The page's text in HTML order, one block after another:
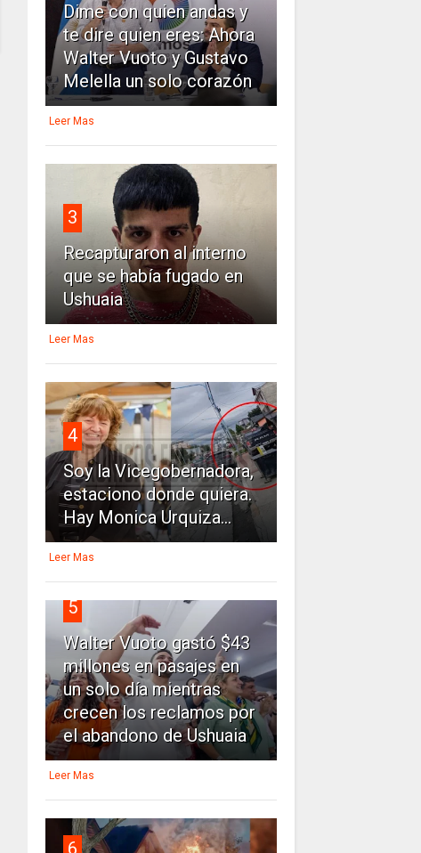
Dime con quien andas y
te dire quien eres: Ahora
Walter Vuoto y Gustavo
Melella un solo corazón
Leer Mas
3
Recapturaron al interno
que se había fugado en
Ushuaia
Leer Mas
4
Soy la Vicegobernadora,
estaciono donde quiera.
Hay Monica Urquiza...
Leer Mas
5
Walter Vuoto gastó $43
millones en pasajes en
un solo día mientras
crecen los reclamos por
el abandono de Ushuaia
Leer Mas